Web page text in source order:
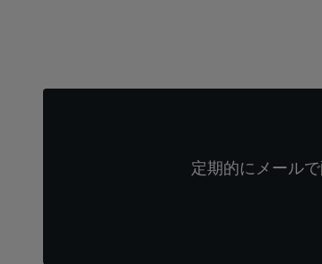
定期的にメール